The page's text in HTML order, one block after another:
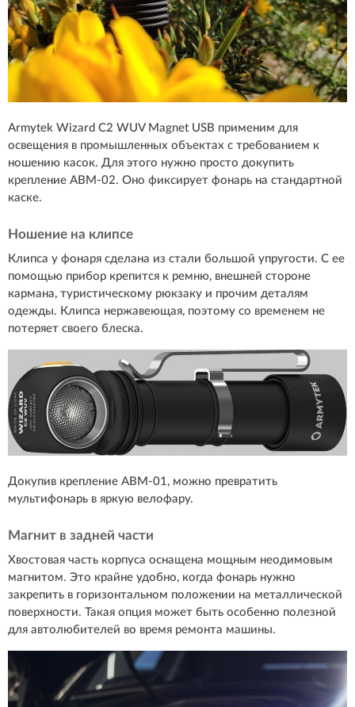
Armytek Wizard С2 WUV Magnet USB применим для
освещения в промышленных объектах с требованием к
ношению касок. Для этого нужно просто докупить
крепление ABM-02. Оно фиксирует фонарь на стандартной
каске.
Ношение на клипсе
Клипса у фонаря сделана из стали большой упругости. С ее
помощью прибор крепится к ремню, внешней стороне
кармана, туристическому рюкзаку и прочим деталям
одежды. Клипса нержавеющая, поэтому со временем не
потеряет своего блеска.
Докупив крепление ABM-01, можно превратить
мультифонарь в яркую велофару.
Магнит в задней части
Хвостовая часть корпуса оснащена мощным неодимовым
магнитом. Это крайне удобно, когда фонарь нужно
закрепить в горизонтальном положении на металлической
поверхности. Такая опция может быть особенно полезной
для автолюбителей во время ремонта машины.